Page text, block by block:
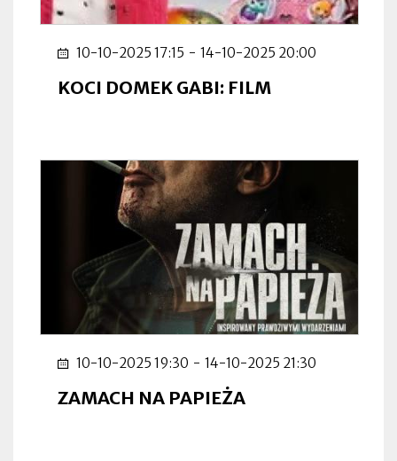
10-10-2025 17:15 - 14-10-2025 20:00
KOCI DOMEK GABI: FILM
10-10-2025 19:30 - 14-10-2025 21:30
ZAMACH NA PAPIEŻA